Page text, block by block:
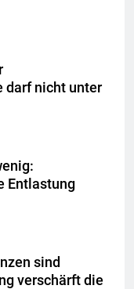
darf nicht unter
Entlastung
sind
verschärft die